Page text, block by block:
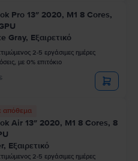
Pro 13″ 2020, M1 8 Cores,
Gray, Εξαιρετικό
2-5 εργάσιμες ημέρες
με 0% επιτόκιο
απόθεμα
Air 13″ 2020, M1 8 Cores, 8
Εξαιρετικό
2-5 εργάσιμες ημέρες